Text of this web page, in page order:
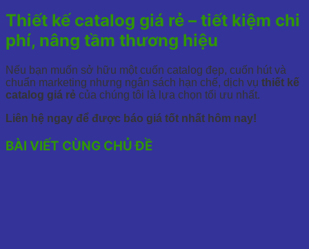
Thiết kế catalog giá rẻ – tiết kiệm chi
phí, nâng tầm thương hiệu
Nếu bạn muốn sở hữu một cuốn catalog đẹp, cuốn hút và
chuẩn marketing nhưng ngân sách hạn chế, dịch vụ thiết kế
catalog giá rẻ của chúng tôi là lựa chọn tối ưu nhất.
Liên hệ ngay để được báo giá tốt nhất hôm nay!
BÀI VIẾT CÙNG CHỦ ĐỀ